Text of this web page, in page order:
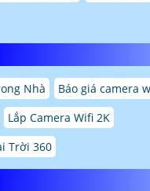
Nhà
Báo giá camera
Lắp Camera Wifi 2K
Trời 360